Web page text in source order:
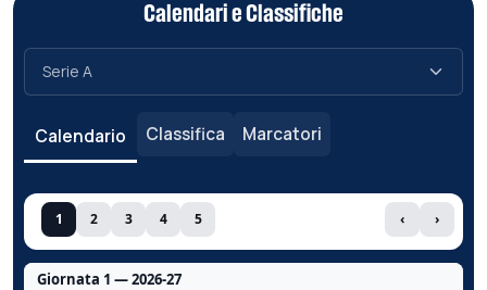
Calendari e Classifiche
Calendario Classifica Marcatori
1 2 3 4 5 ‹ ›
Giornata 1 — 2026-27